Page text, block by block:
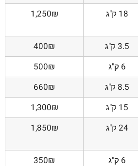
18 ק"ג 1,250₪
3.5 ק"ג
400₪
6 ק"ג
500₪
8.5 ק"ג
660₪
15 ק"ג
1,300₪
24 ק"ג 1,850₪
6 ק"ג 350₪